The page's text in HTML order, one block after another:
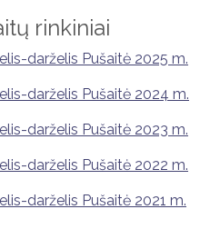
rinkiniai
darželis Pušaitė 2025 m.
darželis Pušaitė 2024 m.
darželis Pušaitė 2023 m.
darželis Pušaitė 2022 m.
darželis Pušaitė 2021 m.